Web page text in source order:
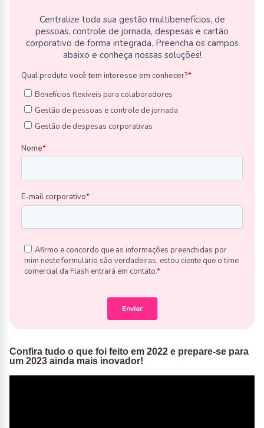
Confira tudo o que foi feito em 2022 e prepare-se para
um 2023 ainda mais inovador!